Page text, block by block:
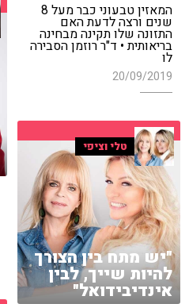
המאזין טבעוני כבר מעל 8
שנים ורצה לדעת האם
התזונה שלו תקינה מבחינה
בריאותית • ד"ר רוזמן הסבירה
לו
20/09/2019
טלי וציפי
"יש מתח בין הצורך
להיות שייך, לבין
אינדיבידואל"